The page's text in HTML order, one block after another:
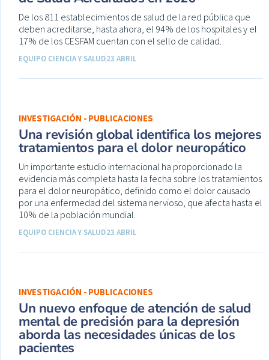
De los 811 establecimientos de salud de la red pública que
deben acreditarse, hasta ahora, el 94% de los hospitales y el
17% de los CESFAM cuentan con el sello de calidad.
EQUIPO CIENCIA Y SALUD23 ABRIL
INVESTIGACIÓN - PUBLICACIONES
Una revisión global identifica los mejores
tratamientos para el dolor neuropático
Un importante estudio internacional ha proporcionado la
evidencia más completa hasta la fecha sobre los tratamientos
para el dolor neuropático, definido como el dolor causado
por una enfermedad del sistema nervioso, que afecta hasta el
10% de la población mundial.
EQUIPO CIENCIA Y SALUD23 ABRIL
INVESTIGACIÓN - PUBLICACIONES
Un nuevo enfoque de atención de salud
mental de precisión para la depresión
aborda las necesidades únicas de los
pacientes